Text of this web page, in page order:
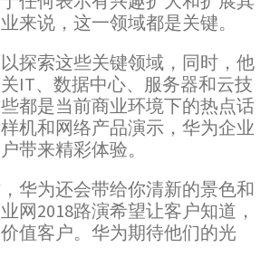
来说，这一领域都是关键。
探索这些关键领域，同时，他
IT、数据中心、服务器和云技
都是当前商业环境下的热点话
机和网络产品演示，华为企业
带来精彩体验。
华为还会带给你清新的景色和
网2018路演希望让客户知道，
值客户。华为期待他们的光